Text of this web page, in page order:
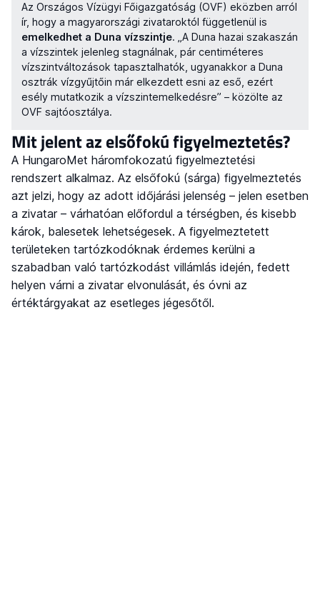
Az Országos Vízügyi Főigazgatóság (OVF) eközben arról
ír, hogy a magyarországi zivataroktól függetlenül is
emelkedhet a Duna vízszintje. „A Duna hazai szakaszán
a vízszintek jelenleg stagnálnak, pár centiméteres
vízszintváltozások tapasztalhatók, ugyanakkor a Duna
osztrák vízgyűjtőin már elkezdett esni az eső, ezért
esély mutatkozik a vízszintemelkedésre” – közölte az
OVF sajtóosztálya.
Mit jelent az elsőfokú figyelmeztetés?
A HungaroMet háromfokozatú figyelmeztetési
rendszert alkalmaz. Az elsőfokú (sárga) figyelmeztetés
azt jelzi, hogy az adott időjárási jelenség – jelen esetben
a zivatar – várhatóan előfordul a térségben, és kisebb
károk, balesetek lehetségesek. A figyelmeztetett
területeken tartózkodóknak érdemes kerülni a
szabadban való tartózkodást villámlás idején, fedett
helyen várni a zivatar elvonulását, és óvni az
értéktárgyakat az esetleges jégesőtől.